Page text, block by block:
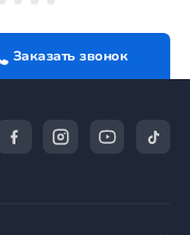
Заказать звонок